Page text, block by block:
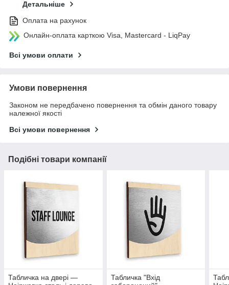
Детальніше
Оплата на рахунок
Онлайн-оплата карткою Visa, Mastercard - LiqPay
Всі умови оплати
Умови повернення
Законом не передбачено повернення та обмін даного товару
належної якості
Всі умови повернення
Подібні товари компанії
Табличка на двері —
Табличка "Вхід